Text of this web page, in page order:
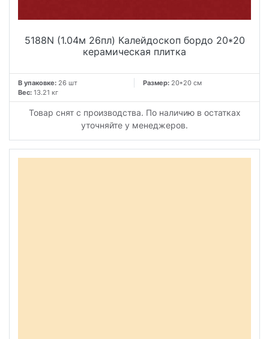
5188N (1.04м 26пл) Калейдоскоп бордо 20*20
керамическая плитка
В упаковке: 26 шт Размер: 20*20 см
Вес: 13.21 кг
Товар снят с производства. По наличию в остатках
уточняйте у менеджеров.